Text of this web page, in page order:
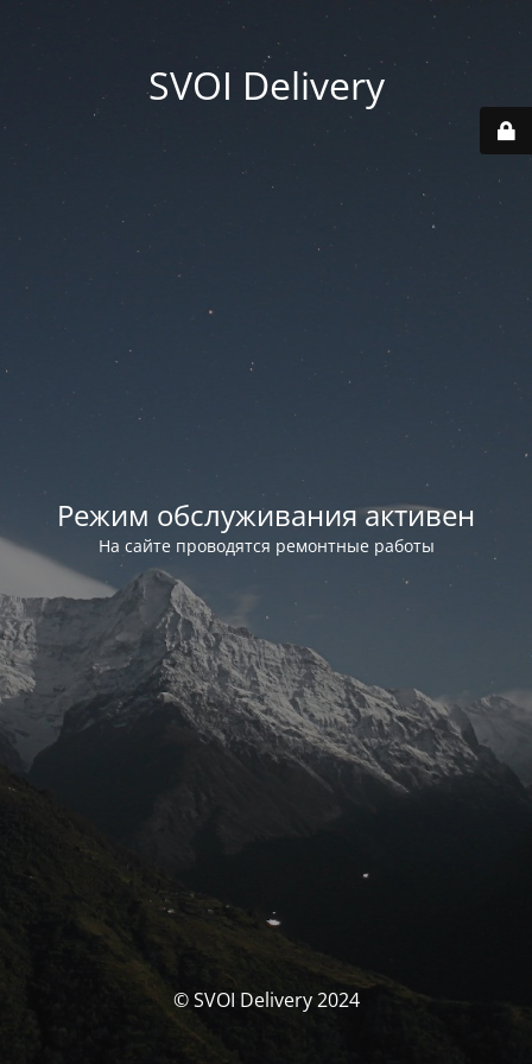
SVOI Delivery
Режим обслуживания активен
На сайте проводятся ремонтные работы
© SVOI Delivery 2024